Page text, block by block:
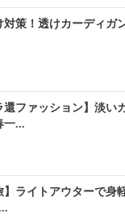
対策！透けカーディガ
還ファッション】淡い
一...
】ライトアウターで身